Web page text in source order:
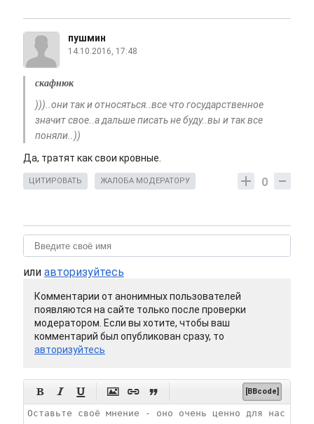
пушмин
14.10.2016, 17:48
скафнюк
)))..они так и относяться..все что государственное
значит свое..а дальше писать не буду..вы и так все
поняли..))
Да, тратят как свои кровные.
0
ЦИТИРОВАТЬ ЖАЛОБА МОДЕРАТОРУ
или авторизуйтесь
Комментарии от анонимных пользователей
появляются на сайте только после проверки
модератором. Если вы хотите, чтобы ваш
комментарий был опубликован сразу, то
авторизуйтесь
      [BBcode]